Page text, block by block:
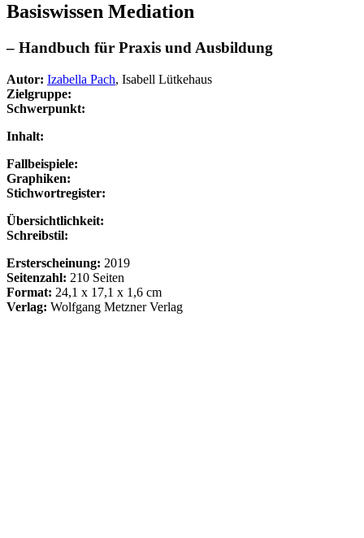
Basiswissen Mediation
– Handbuch für Praxis und Ausbildung
Autor: Izabella Pach, Isabell Lütkehaus
Zielgruppe:
Schwerpunkt:
Inhalt:
Fallbeispiele:
Graphiken:
Stichwortregister:
Übersichtlichkeit:
Schreibstil:
Ersterscheinung: 2019
Seitenzahl: 210 Seiten
Format: 24,1 x 17,1 x 1,6 cm
Verlag: Wolfgang Metzner Verlag